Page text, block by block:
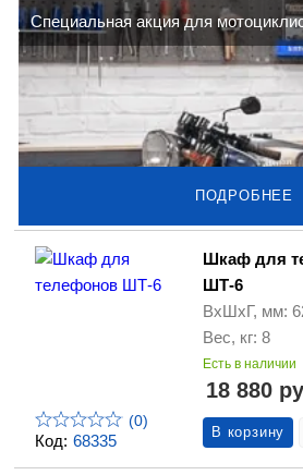
Cпециальная акция для
ПОДРОБНЕЕ
Код: 68335
(0)
Шкаф для
ШТ-6
ВхШхГ, мм:
Вес, кг: 8
Есть в наличии
18 880
В корзину